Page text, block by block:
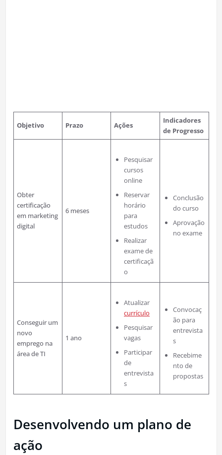
Objetivo Prazo Ações
Indicadores
de Progresso
Obter
certificação
em marketing
digital
6 meses
Pesquisar
cursos
online
Reservar
horário
para
estudos
Realizar
exame de
certificaçã
o
Conclusão
do curso
Aprovação
no exame
Conseguir um
novo
emprego na
área de TI
1 ano
Atualizar
currículo
Pesquisar
vagas
Participar
de
entrevista
s
Convocaç
ão para
entrevista
s
Recebime
nto de
propostas
Desenvolvendo um plano de
ação